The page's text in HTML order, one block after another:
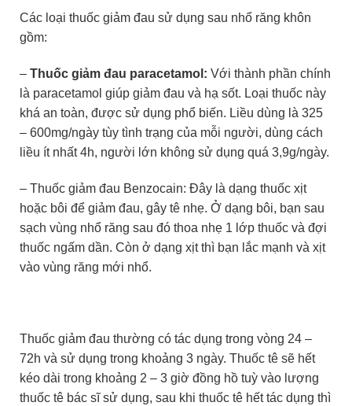
Các loại thuốc giảm đau sử dụng sau nhổ răng khôn
gồm:
– Thuốc giảm đau paracetamol: Với thành phần chính
là paracetamol giúp giảm đau và hạ sốt. Loại thuốc này
khá an toàn, được sử dụng phổ biến. Liều dùng là 325
– 600mg/ngày tùy tình trạng của mỗi người, dùng cách
liều ít nhất 4h, người lớn không sử dụng quá 3,9g/ngày.
– Thuốc giảm đau Benzocain: Đây là dạng thuốc xịt
hoặc bôi để giảm đau, gây tê nhẹ. Ở dạng bôi, bạn sau
sạch vùng nhổ răng sau đó thoa nhẹ 1 lớp thuốc và đợi
thuốc ngấm dần. Còn ở dạng xịt thì bạn lắc mạnh và xịt
vào vùng răng mới nhổ.
Thuốc giảm đau thường có tác dụng trong vòng 24 –
72h và sử dụng trong khoảng 3 ngày. Thuốc tê sẽ hết
kéo dài trong khoảng 2 – 3 giờ đồng hồ tuỳ vào lượng
thuốc tê bác sĩ sử dụng, sau khi thuốc tê hết tác dụng thì